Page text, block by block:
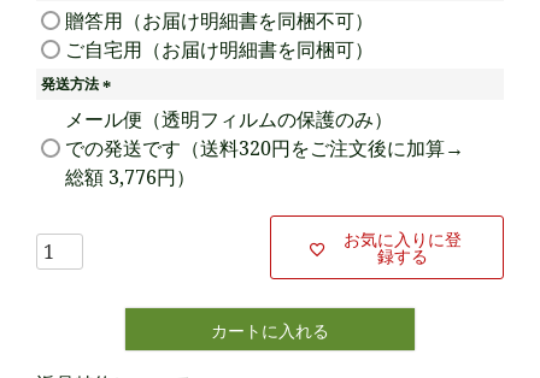
(
必
須
贈答用（お届け明細書を同梱不可）
ご自宅用（お届け明細書を同梱可）
発送方法
(
必
須
)
メール便（透明フィルムの保護のみ）
での発送です（送料320円をご注文後に加算→
総額 3,776円）
お気に入りに登
録する
カートに入れる